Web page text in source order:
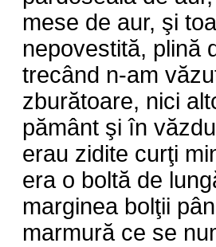
mese de aur, şi
nepovestită, plină
trecând n-am
zburătoare, nici
pământ şi în
erau zidite curţi
era o boltă de
marginea bolţii
marmură ce se